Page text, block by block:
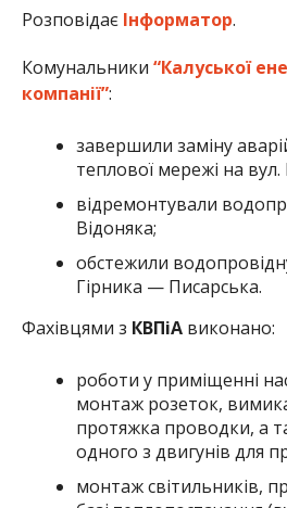
Розповідає Інформатор.
Комунальники “Калуської
компанії”:
завершили заміну
теплової мережі на вул.
відремонтували
Відоняка;
обстежили
Гірника — Писарська.
Фахівцями з КВПіАвиконано:
роботи у приміщенні
монтаж розеток,
протяжка проводки, а
одного з двигунів для
монтаж світильників,